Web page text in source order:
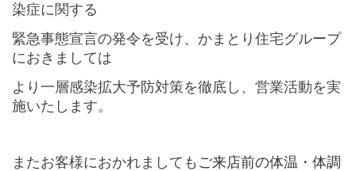
染症に 関する
緊急事態宣言の発令を受け、かまとり住宅グループ
におきましては
より一層感染拡大予防対策を徹底し、 営業活動を実
施いたします。
またお客様におかれましても ご来店前の体温・体調